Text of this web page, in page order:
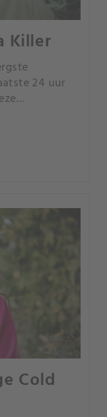
Killer
24 uur
Cold